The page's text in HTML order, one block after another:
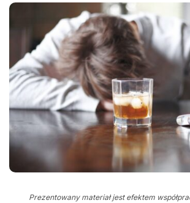
Prezentowany materiał jest efektem